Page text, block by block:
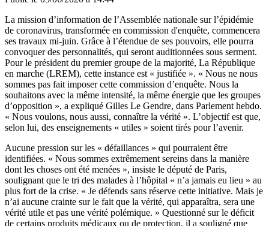
La mission d’information de l’Assemblée nationale sur l’épidémie
de coronavirus, transformée en commission d'enquête, commencera
ses travaux mi-juin. Grâce à l’étendue de ses pouvoirs, elle pourra
convoquer des personnalités, qui seront auditionnées sous serment.
Pour le président du premier groupe de la majorité, La République
en marche (LREM), cette instance est « justifiée ». « Nous ne nous
sommes pas fait imposer cette commission d’enquête. Nous la
souhaitons avec la même intensité, la même énergie que les groupes
d’opposition », a expliqué Gilles Le Gendre, dans Parlement hebdo.
« Nous voulons, nous aussi, connaître la vérité ». L’objectif est que,
selon lui, des enseignements « utiles » soient tirés pour l’avenir.
Aucune pression sur les « défaillances » qui pourraient être
identifiées. « Nous sommes extrêmement sereins dans la manière
dont les choses ont été menées », insiste le député de Paris,
soulignant que le tri des malades à l’hôpital « n’a jamais eu lieu » au
plus fort de la crise. « Je défends sans réserve cette initiative. Mais je
n’ai aucune crainte sur le fait que la vérité, qui apparaîtra, sera une
vérité utile et pas une vérité polémique. » Questionné sur le déficit
de certains produits médicaux ou de protection, il a souligné que